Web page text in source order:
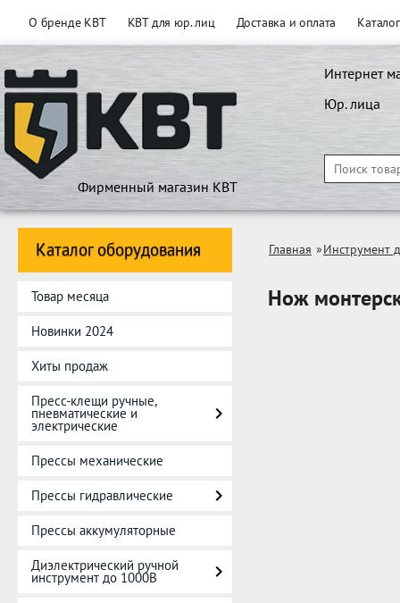
О бренде КВТ КВТ для юр. лиц Доставка и оплата
Фирменный магазин КВТ
Интернет
Юр. лица
Каталог оборудования
Товар месяца
Новинки 2024
Хиты продаж
Пресс-клещи ручные,
пневматические и
электрические
Прессы механические
Прессы гидравлические
Прессы аккумуляторные
Диэлектрический ручной
инструмент до 1000В
Главная »Инструмент
Нож